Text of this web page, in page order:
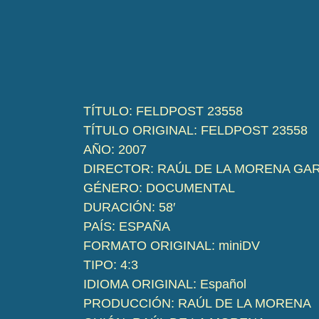
TÍTULO: FELDPOST 23558
TÍTULO ORIGINAL: FELDPOST 23558
AÑO: 2007
DIRECTOR: RAÚL DE LA MORENA
GÉNERO: DOCUMENTAL
DURACIÓN: 58′
PAÍS: ESPAÑA
FORMATO ORIGINAL: miniDV
TIPO: 4:3
IDIOMA ORIGINAL: Español
PRODUCCIÓN: RAÚL DE LA MORENA